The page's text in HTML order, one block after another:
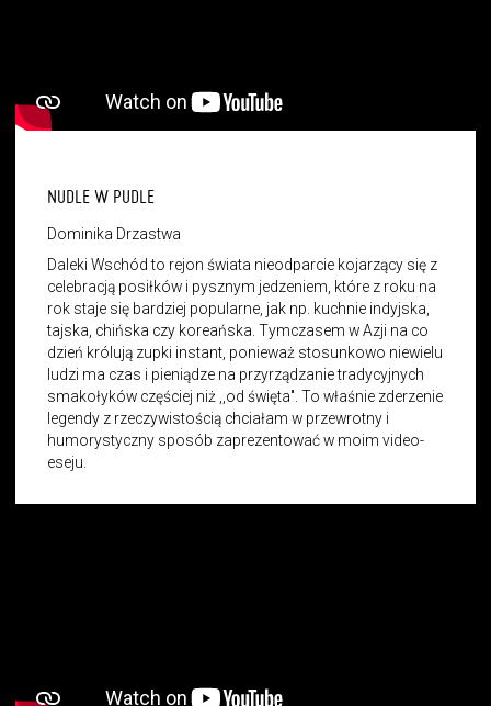
NUDLE W PUDLE
Dominika Drzastwa
Daleki Wschód to rejon świata nieodparcie kojarzący się z
celebracją posiłków i pysznym jedzeniem, które z roku na
rok staje się bardziej popularne, jak np. kuchnie indyjska,
tajska, chińska czy koreańska. Tymczasem w Azji na co
dzień królują zupki instant, ponieważ stosunkowo niewielu
ludzi ma czas i pieniądze na przyrządzanie tradycyjnych
smakołyków częściej niż ,,od święta". To właśnie zderzenie
legendy z rzeczywistością chciałam w przewrotny i
humorystyczny sposób zaprezentować w moim video-
eseju.